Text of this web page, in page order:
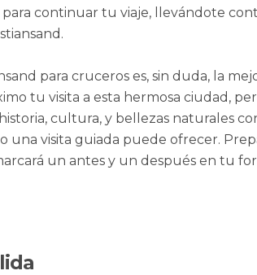
para continuar tu viaje, llevándote
para cruceros es, sin duda, la
tu visita a esta hermosa ciudad,
cultura, y bellezas naturales
una visita guiada puede ofrecer.
un antes y un después en tu